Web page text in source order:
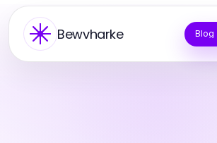
Bewvharke Blog